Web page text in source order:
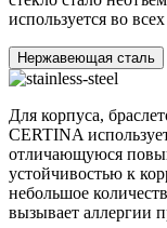
используется во
Нержавеющая сталь
Для корпуса,
CERTINA
отличающуюся
устойчивостью к
небольшое
вызывает аллергии